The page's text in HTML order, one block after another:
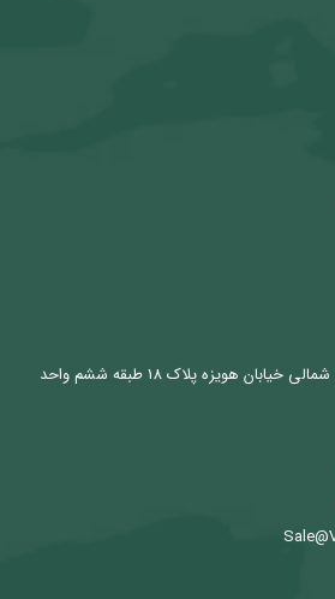
تهران-خیابان سهروردی شمالی خیابان هویزه پلاک 18 طبقه ششم واحد